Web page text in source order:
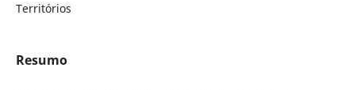
Territórios
Resumo